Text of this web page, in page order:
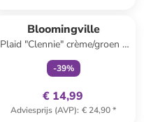
Bloomingville
Plaid "Clennie" crème/groen -
(L)160 x (B)130 cm
-39%
€ 14,99
Adviesprijs (AVP): € 24,90*